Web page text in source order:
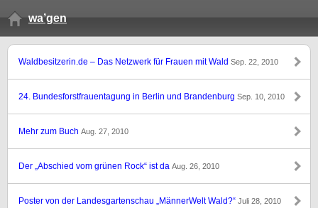
wa’gen
Waldbesitzerin.de – Das Netzwerk für Frauen mit Wald Sep. 22, 2010
24. Bundesforstfrauentagung in Berlin und Brandenburg Sep. 10, 2010
Mehr zum Buch Aug. 27, 2010
Der „Abschied vom grünen Rock“ ist da Aug. 26, 2010
Poster von der Landesgartenschau „MännerWelt Wald?“ Juli 28, 2010